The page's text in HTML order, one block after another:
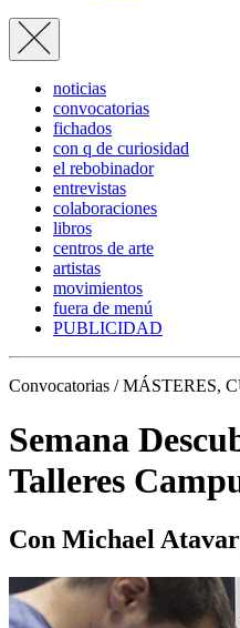
noticias
convocatorias
fichados
con q de curiosidad
el rebobinador
entrevistas
colaboraciones
libros
centros de arte
artistas
movimientos
fuera de menú
PUBLICIDAD
Convocatorias / MÁSTERES,
Semana
Talleres
Con Michael